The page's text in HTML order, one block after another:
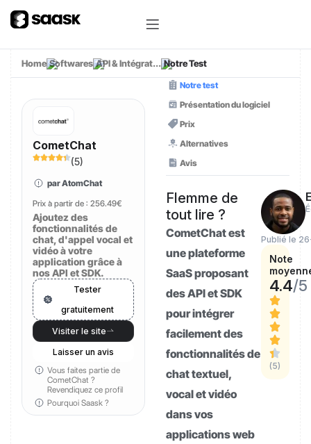
Home Softwares API & Intégrat... Notre Test
CometChat
(5)
par AtomChat
Prix à partir de : 256.49€
Ajoutez des
fonctionnalités de
chat, d'appel vocal et
vidéo à votre
application grâce à
nos API et SDK.
Tester
gratuitement
Visiter le site
Laisser un avis
Vous faites partie de
CometChat ?
Revendiquez ce profil
Pourquoi Saask ?
Notre test
Présentation du logiciel
Prix
Alternatives
Avis
Flemme de
tout lire ?
CometChat est
une plateforme
SaaS proposant
des API et SDK
pour intégrer
facilement des
fonctionnalités de
chat textuel,
vocal et vidéo
dans vos
applications web
Publié le
Note
4.4/5
(5)